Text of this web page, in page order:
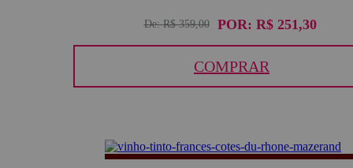
De:R$ 359,00 POR: R$ 251,30
COMPRAR